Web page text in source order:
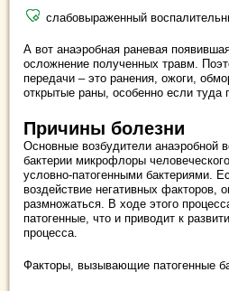
слабовыраженный
А вот анаэробная раневая
осложнение полученных травм.
передачи – это ранения, ожоги,
открытые раны, особенно если туда
Причины болезни
Основные возбудители анаэробной
бактерии микрофлоры
условно-патогенными бактериями.
воздействие негативных факторов,
размножаться. В ходе этого
патогенные, что и приводит к
процесса.
Факторы, вызывающие патогенные